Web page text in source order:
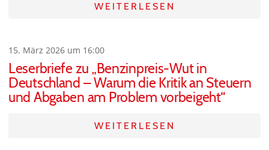
WEITERLESEN
15. März 2026 um 16:00
Leserbriefe zu „Benzinpreis-Wut in
Deutschland – Warum die Kritik an Steuern
und Abgaben am Problem vorbeigeht“
WEITERLESEN